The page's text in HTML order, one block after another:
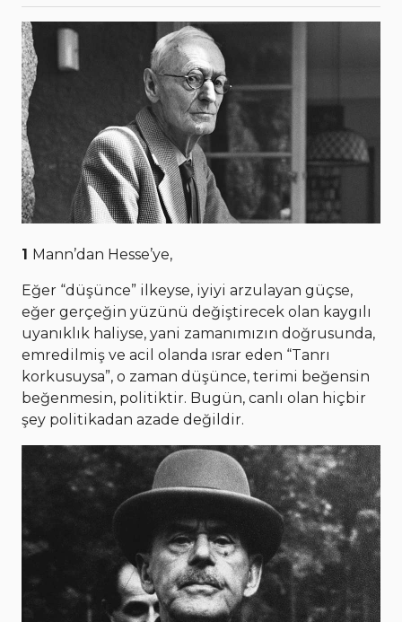
1 Mann’dan Hesse’ye,
Eğer “düşünce” ilkeyse, iyiyi arzulayan güçse,
eğer gerçeğin yüzünü değiştirecek olan kaygılı
uyanıklık haliyse, yani zamanımızın doğrusunda,
emredilmiş ve acil olanda ısrar eden “Tanrı
korkusuysa”, o zaman düşünce, terimi beğensin
beğenmesin, politiktir. Bugün, canlı olan hiçbir
şey politikadan azade değildir.